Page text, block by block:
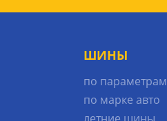
ШИНЫ
по параметрам
по марке авто